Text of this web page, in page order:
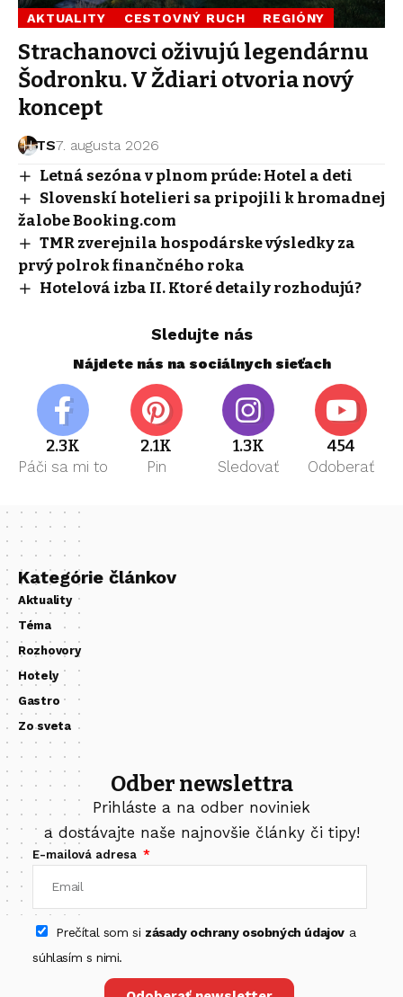
AKTUALITY CESTOVNÝ RUCH REGIÓNY
Strachanovci oživujú legendárnu
Šodronku. V Ždiari otvoria nový
koncept
TS7. augusta 2026
Letná sezóna v plnom prúde: Hotel a deti
Slovenskí hotelieri sa pripojili k hromadnej
žalobe Booking.com
TMR zverejnila hospodárske výsledky za
prvý polrok finančného roka
Hotelová izba II. Ktoré detaily rozhodujú?
Sledujte nás
Nájdete nás na sociálnych sieťach
2.3K
Páči sa mi to
2.1K
Pin
1.3K
Sledovať
454
Odoberať
Kategórie článkov
Aktuality
Téma
Rozhovory
Hotely
Gastro
Zo sveta
Odber newslettra
Prihláste a na odber noviniek
a dostávajte naše najnovšie články či tipy!
E-mailová adresa
Prečítal som si zásady ochrany osobných údajova
súhlasím s nimi.